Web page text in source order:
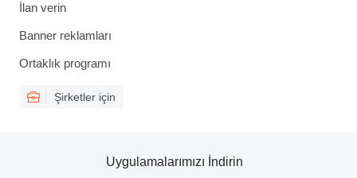
İlan verin
Banner reklamları
Ortaklık programı
Şirketler için
Uygulamalarımızı İndirin